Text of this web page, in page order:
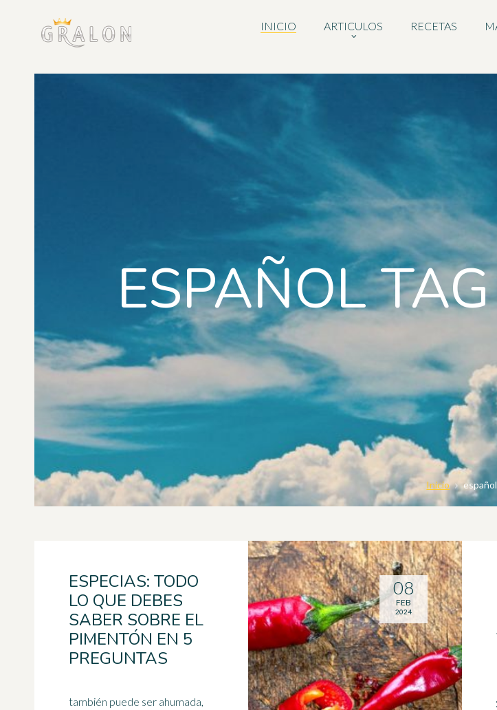
INICIO ARTICULOS RECETAS
ESPAÑOL
Inicio español
ESPECIAS: TODO
LO QUE DEBES
SABER SOBRE EL
PIMENTÓN EN 5
PREGUNTAS
también puede ser ahumada,
08
FEB
2024